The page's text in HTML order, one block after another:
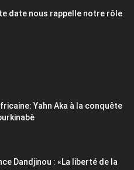
date nous rappelle notre rôle
Yahn Aka à la conquête
Dandjinou : «La liberté de la